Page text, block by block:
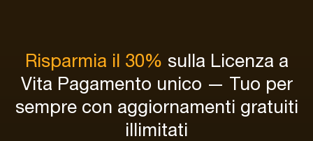
Risparmia il 30% sulla Licenza a
Vita Pagamento unico — Tuo per
sempre con aggiornamenti gratuiti
illimitati